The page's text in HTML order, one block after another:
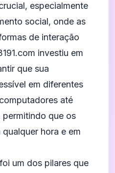
especialmente
social, onde as
de interação
investiu em
que sua
em diferentes
até
que os
hora e em
um dos pilares que